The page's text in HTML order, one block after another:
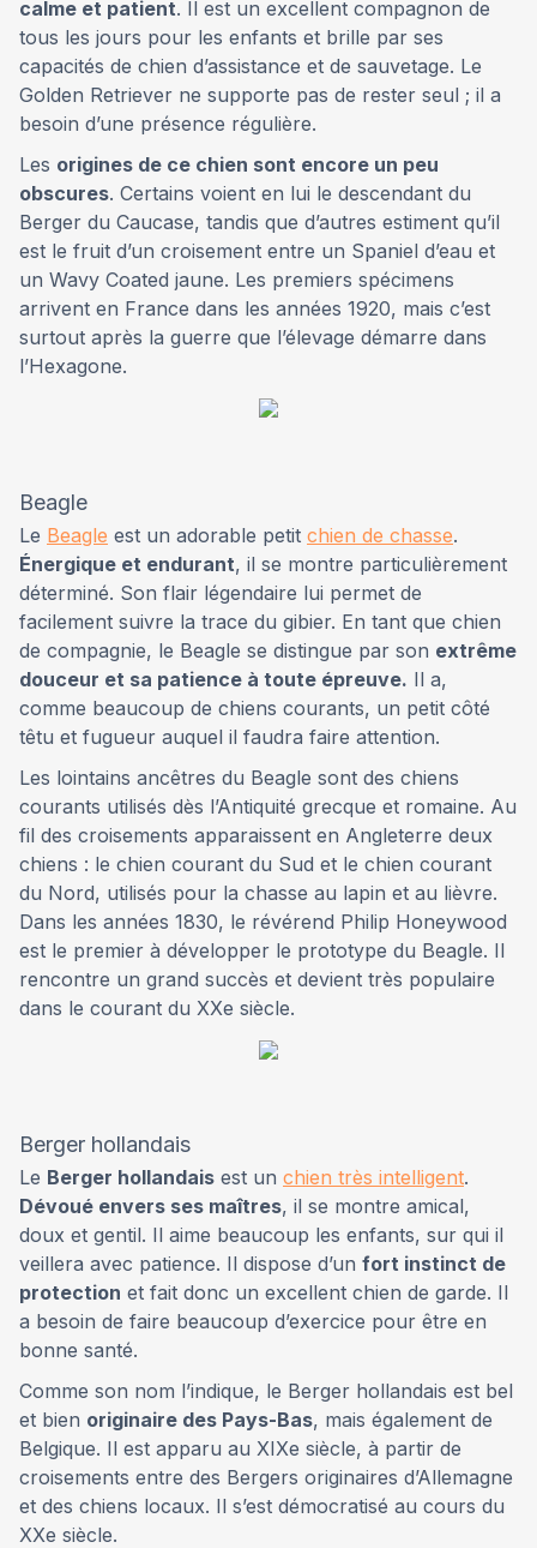
calme et patient. Il est un excellent compagnon de
tous les jours pour les enfants et brille par ses
capacités de chien d’assistance et de sauvetage. Le
Golden Retriever ne supporte pas de rester seul ; il a
besoin d’une présence régulière.
Les origines de ce chien sont encore un peu
obscures. Certains voient en lui le descendant du
Berger du Caucase, tandis que d’autres estiment qu’il
est le fruit d’un croisement entre un Spaniel d’eau et
un Wavy Coated jaune. Les premiers spécimens
arrivent en France dans les années 1920, mais c’est
surtout après la guerre que l’élevage démarre dans
l’Hexagone.
Beagle
Le Beagle est un adorable petit chien de chasse.
Énergique et endurant, il se montre particulièrement
déterminé. Son flair légendaire lui permet de
facilement suivre la trace du gibier. En tant que chien
de compagnie, le Beagle se distingue par son extrême
douceur et sa patience à toute épreuve. Il a,
comme beaucoup de chiens courants, un petit côté
têtu et fugueur auquel il faudra faire attention.
Les lointains ancêtres du Beagle sont des chiens
courants utilisés dès l’Antiquité grecque et romaine. Au
fil des croisements apparaissent en Angleterre deux
chiens : le chien courant du Sud et le chien courant
du Nord, utilisés pour la chasse au lapin et au lièvre.
Dans les années 1830, le révérend Philip Honeywood
est le premier à développer le prototype du Beagle. Il
rencontre un grand succès et devient très populaire
dans le courant du XXe siècle.
Berger hollandais
Le Berger hollandais est un chien très intelligent.
Dévoué envers ses maîtres, il se montre amical,
doux et gentil. Il aime beaucoup les enfants, sur qui il
veillera avec patience. Il dispose d’un fort instinct de
protection et fait donc un excellent chien de garde. Il
a besoin de faire beaucoup d’exercice pour être en
bonne santé.
Comme son nom l’indique, le Berger hollandais est bel
et bien originaire des Pays-Bas, mais également de
Belgique. Il est apparu au XIXe siècle, à partir de
croisements entre des Bergers originaires d’Allemagne
et des chiens locaux. Il s’est démocratisé au cours du
XXe siècle.